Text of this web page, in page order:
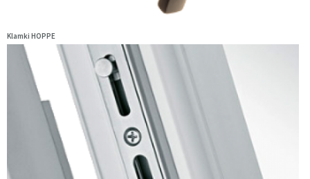
Klamki HOPPE